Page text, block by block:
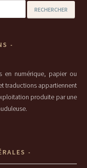
en numérique, papier ou
traductions appartiennent
produite par une